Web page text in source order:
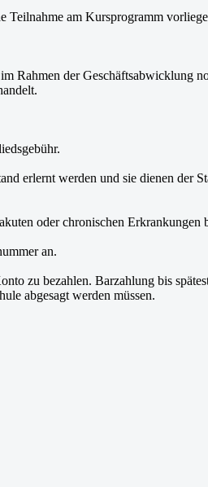
am Kursprogramm
Rahmen der
erlernt werden und sie dienen der
oder chronischen Erkrankungen
an.
zu bezahlen. Barzahlung bis
abgesagt werden müssen.